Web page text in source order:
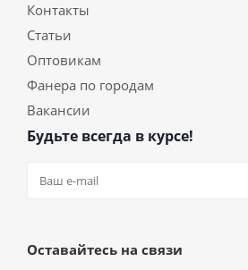
Контакты
Статьи
Оптовикам
Фанера по городам
Вакансии
Будьте всегда в курсе!
Оставайтесь на связи